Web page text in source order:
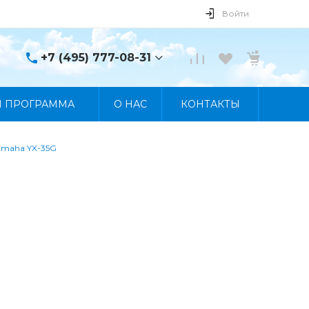
Войти
+7 (495) 777-08-31
+7 (495) 777-08-31
Выходной
ПРОГРАММА О НАС КОНТАКТЫ
YX-35G